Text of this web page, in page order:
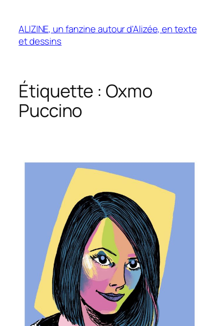
contenu
ALIZINE, un fanzine autour d'Alizée, en texte
et dessins
Étiquette : Oxmo
Puccino